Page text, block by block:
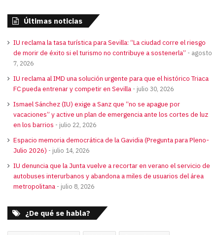
Últimas noticias
IU reclama la tasa turística para Sevilla: “La ciudad corre el riesgo
de morir de éxito si el turismo no contribuye a sostenerla”
agosto
7, 2026
IU reclama al IMD una solución urgente para que el histórico Triaca
FC pueda entrenar y competir en Sevilla
julio 30, 2026
Ismael Sánchez (IU) exige a Sanz que “no se apague por
vacaciones” y active un plan de emergencia ante los cortes de luz
en los barrios
julio 22, 2026
Espacio memoria democrática de la Gavidia (Pregunta para Pleno-
Julio 2026)
julio 14, 2026
IU denuncia que la Junta vuelve a recortar en verano el servicio de
autobuses interurbanos y abandona a miles de usuarios del área
metropolitana
julio 8, 2026
¿De qué se habla?